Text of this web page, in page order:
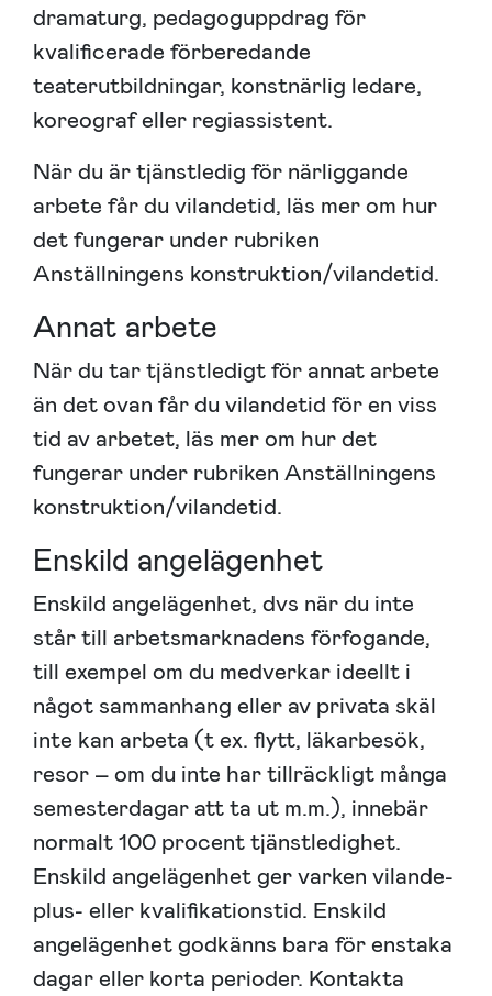
dramaturg, pedagoguppdrag för
kvalificerade förberedande
teaterutbildningar, konstnärlig ledare,
koreograf eller regiassistent.
När du är tjänstledig för närliggande
arbete får du vilandetid, läs mer om hur
det fungerar under rubriken
Anställningens konstruktion/vilandetid.
Annat arbete
När du tar tjänstledigt för annat arbete
än det ovan får du vilandetid för en viss
tid av arbetet, läs mer om hur det
fungerar under rubriken Anställningens
konstruktion/vilandetid.
Enskild angelägenhet
Enskild angelägenhet, dvs när du inte
står till arbetsmarknadens förfogande,
till exempel om du medverkar ideellt i
något sammanhang eller av privata skäl
inte kan arbeta (t ex. flytt, läkarbesök,
resor – om du inte har tillräckligt många
semesterdagar att ta ut m.m.), innebär
normalt 100 procent tjänstledighet.
Enskild angelägenhet ger varken vilande-
plus- eller kvalifikationstid. Enskild
angelägenhet godkänns bara för enstaka
dagar eller korta perioder. Kontakta